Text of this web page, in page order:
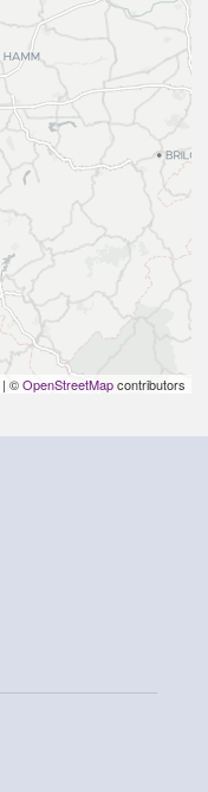
| ©OpenStreetMapcontributors